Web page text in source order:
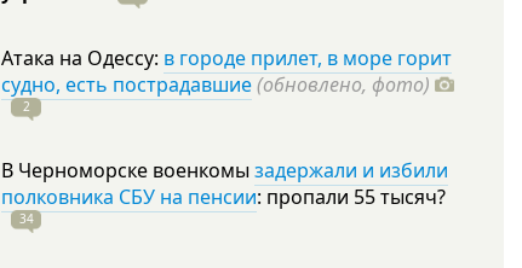
Атака на Одессу: в городе прилет, в море горит
судно, есть пострадавшие(обновлено, фото)
2
В Черноморске военкомы задержали и избили
полковника СБУ на пенсии: пропали 55тысяч?
34